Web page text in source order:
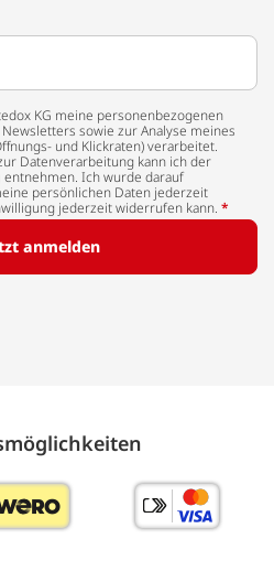
KG meine personenbezogenen
sowie zur Analyse meines
und Klickraten) verarbeitet.
Datenverarbeitung kann ich der
entnehmen. Ich wurde darauf
persönlichen Daten jederzeit
jederzeit widerrufen kann. *
anmelden